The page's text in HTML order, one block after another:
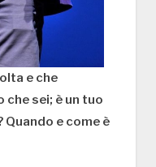
e che
sei; è un tuo
e come è